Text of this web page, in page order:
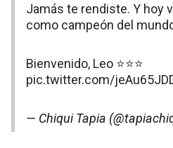
Jamás te rendiste. Y hoy
como campeón del
Bienvenido, Leo ⭐️⭐️⭐️
pic.twitter.com/
— Chiqui Tapia